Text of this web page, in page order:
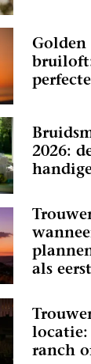
Golden
2026:
als
locatie:
ranch